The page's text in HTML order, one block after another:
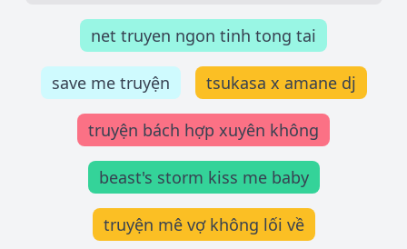
net truyen ngon tinh tong tai
save me truyện tsukasa x amane dj
truyện bách hợp xuyên không
beast's storm kiss me baby
truyện mê vợ không lối về